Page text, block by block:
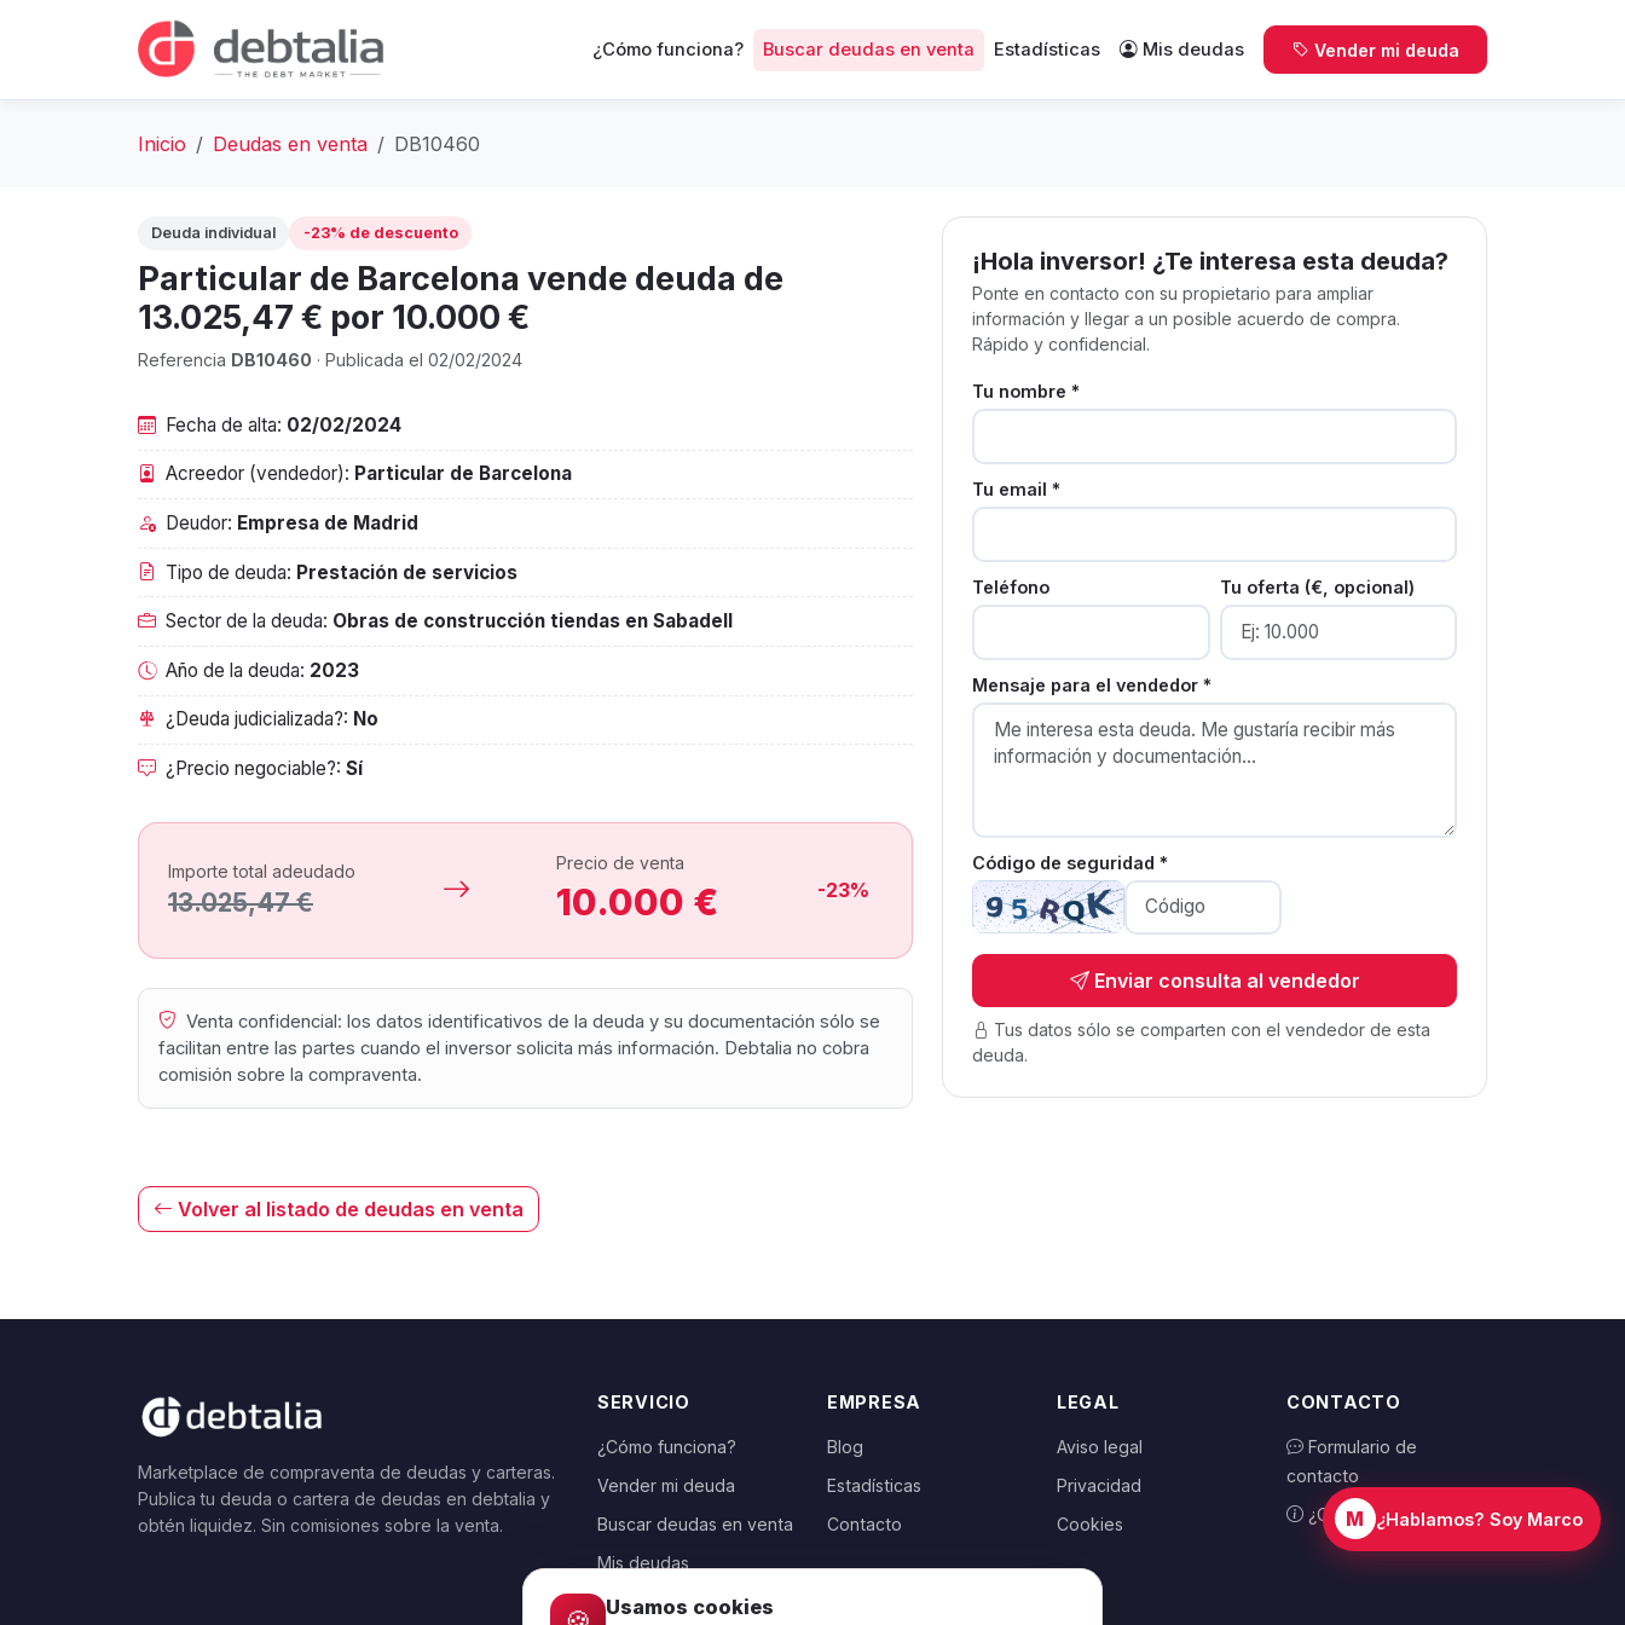
¿Cómo funciona? Buscar deudas en venta Estadísticas Mis deudas Vender mi deuda
Inicio Deudas en venta DB10460
Deuda individual -23% de descuento
Particular de Barcelona vende deuda de
13.025,47 € por 10.000 €
Referencia DB10460 · Publicada el 02/02/2024
Fecha de alta: 02/02/2024
Acreedor (vendedor): Particular de Barcelona
Deudor: Empresa de Madrid
Tipo de deuda: Prestación de servicios
Sector de la deuda: Obras de construcción tiendas en Sabadell
Año de la deuda: 2023
¿Deuda judicializada?: No
¿Precio negociable?: Sí
Importe total adeudado
13.025,47 €
Precio de venta
10.000 € -23%
Venta confidencial: los datos identificativos de la deuda y su documentación sólo se
facilitan entre las partes cuando el inversor solicita más información. Debtalia no cobra
comisión sobre la compraventa.
¡Hola inversor! ¿Te interesa esta deuda?
Ponte en contacto con su propietario para ampliar
información y llegar a un posible acuerdo de compra.
Rápido y confidencial.
Tu nombre *
Tu email *
Teléfono Tu oferta (€, opcional)
Mensaje para el vendedor *
Código de seguridad *
Enviar consulta al vendedor
Tus datos sólo se comparten con el vendedor de esta
deuda.
Volver al listado de deudas en venta
Marketplace de compraventa de deudas y carteras.
Publica tu deuda o cartera de deudas en debtalia y
obtén liquidez. Sin comisiones sobre la venta.
SERVICIO
¿Cómo funciona?
Vender mi deuda
Buscar deudas en venta
Mis deudas
EMPRESA
Blog
Estadísticas
Contacto
LEGAL
Aviso legal
Privacidad
Cookies
CONTACTO
Formulario de
contacto
¿Cómo funciona?
M ¿Hablamos? Soy Marco
Usamos cookies